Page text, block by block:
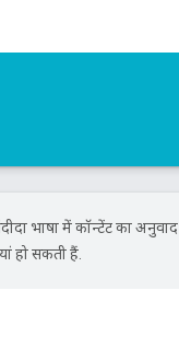
भाषा में कॉन्टेंट का
हो सकती हैं.